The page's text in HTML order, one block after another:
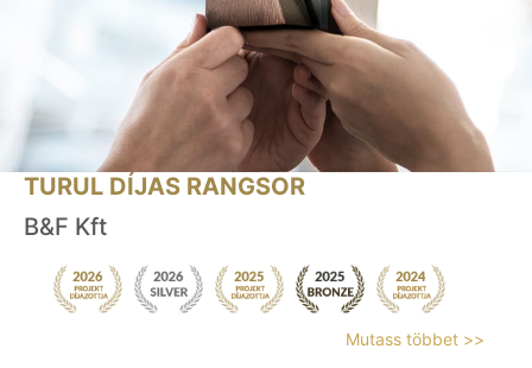
TURUL DÍJAS RANGSOR
B&F Kft
Mutass többet >>